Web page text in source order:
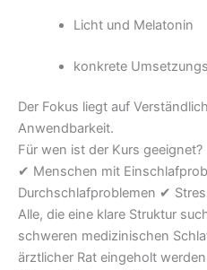
Licht und Melatonin
konkrete
Der Fokus liegt auf
Anwendbarkeit.
Für wen ist der Kurs geeignet?
✔ Menschen mit
Durchschlafproblemen ✔
Alle, die eine klare Struktur
schweren medizinischen
ärztlicher Rat eingeholt